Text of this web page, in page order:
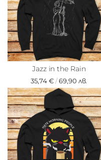
Jazz in the Rain
35,74 €/69,90 лв.